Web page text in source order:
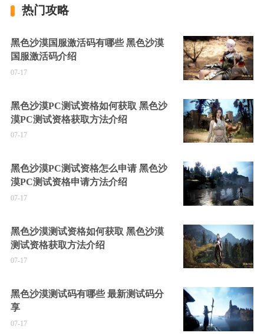
热门攻略
黑色沙漠国服激活码有哪些 黑色沙漠
国服激活码介绍
07-17
黑色沙漠PC测试资格如何获取 黑色沙
漠PC测试资格获取方法介绍
07-17
黑色沙漠PC测试资格怎么申请 黑色沙
漠PC测试资格申请方法介绍
07-17
黑色沙漠测试资格如何获取 黑色沙漠
测试资格获取方法介绍
07-17
黑色沙漠测试码有哪些 最新测试码分
享
07-17